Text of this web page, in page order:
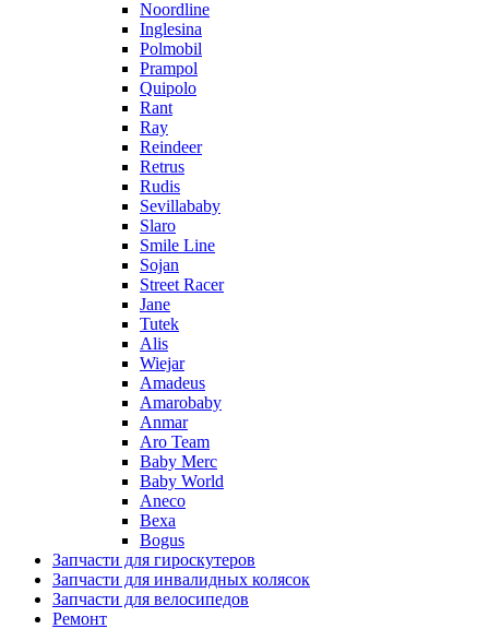
Noordline
Inglesina
Polmobil
Prampol
Quipolo
Rant
Ray
Reindeer
Retrus
Rudis
Sevillababy
Slaro
Smile Line
Sojan
Street Racer
Jane
Tutek
Alis
Wiejar
Amadeus
Amarobaby
Anmar
Aro Team
Baby Merc
Baby World
Aneco
Bexa
Bogus
Запчасти для гироскутеров
Запчасти для инвалидных колясок
Запчасти для велосипедов
Ремонт